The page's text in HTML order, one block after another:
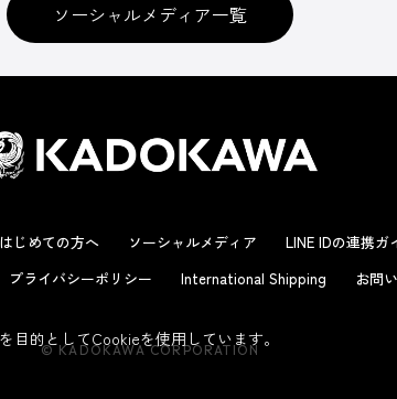
ソーシャルメディア一覧
はじめての方へ ソーシャルメディア
LINE IDの連携ガ
プライバシーポリシー International Shipping お問
© KADOKAWA CORPORATION
的としてCookieを使用しています。